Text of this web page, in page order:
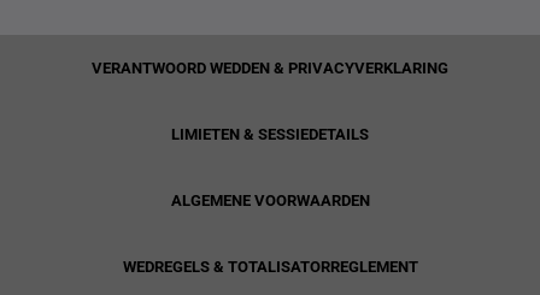
VERANTWOORD WEDDEN & PRIVACYVERKLARING
LIMIETEN & SESSIEDETAILS
ALGEMENE VOORWAARDEN
WEDREGELS & TOTALISATORREGLEMENT